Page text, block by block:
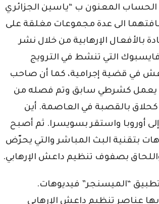
المعنون ب “ياسين الجزائري
الى عدة مجموعات مغلقة على
بالأفعال الإرهابية من خلال نشر
التي تنشط في الترويج
في قضية إجرامية، كما أن صاحب
يعمل كشرطي سابق وتم فصله من
بالقصبة في العاصمة. أين
أوروبا واستقر بسويسرا. ثم أصبح
بتقنية البث المباشر والتي يحرّض
بصفوف تنظيم داعش الإرهابي.
“الميسنجر” فيديوهات.
بها عناصر تنظيم داعش الإرهابي